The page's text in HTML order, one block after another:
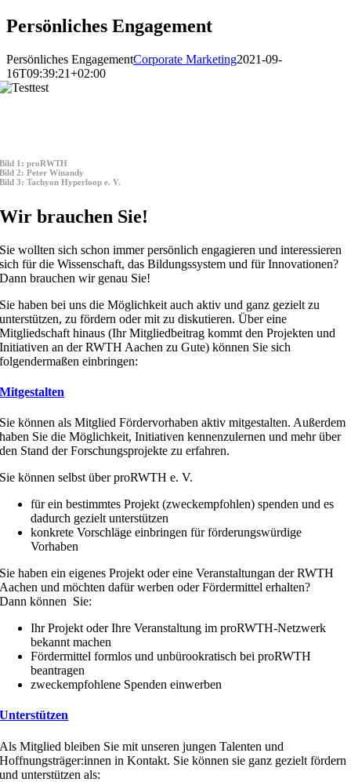
Persönliches Engagement
Persönliches EngagementCorporate Marketing2021-09-
16T09:39:21+02:00
Bild 1: proRWTH
Bild 2: Peter Winandy
Bild 3: Tachyon Hyperloop e. V.
Wir brauchen Sie!
Sie wollten sich schon immer persönlich engagieren und interessieren
sich für die Wissenschaft, das Bildungssystem und für Innovationen?
Dann brauchen wir genau Sie!
Sie haben bei uns die Möglichkeit auch aktiv und ganz gezielt zu
unterstützen, zu fördern oder mit zu diskutieren. Über eine
Mitgliedschaft hinaus (Ihr Mitgliedbeitrag kommt den Projekten und
Initiativen an der RWTH Aachen zu Gute) können Sie sich
folgendermaßen einbringen:
Mitgestalten
Sie können als Mitglied Fördervorhaben aktiv mitgestalten. Außerdem
haben Sie die Möglichkeit, Initiativen kennenzulernen und mehr über
den Stand der Forschungsprojekte zu erfahren.
Sie können selbst über proRWTH e. V.
für ein bestimmtes Projekt (zweckempfohlen) spenden und es
dadurch gezielt unterstützen
konkrete Vorschläge einbringen für förderungswürdige
Vorhaben
Sie haben ein eigenes Projekt oder eine Veranstaltungan der RWTH
Aachen und möchten dafür werben oder Fördermittel erhalten?
Dann können Sie:
Ihr Projekt oder Ihre Veranstaltung im proRWTH-Netzwerk
bekannt machen
Fördermittel formlos und unbürookratisch bei proRWTH
beantragen
zweckempfohlene Spenden einwerben
Unterstützen
Als Mitglied bleiben Sie mit unseren jungen Talenten und
Hoffnungsträger:innen in Kontakt. Sie können sie ganz gezielt fördern
und unterstützen als: